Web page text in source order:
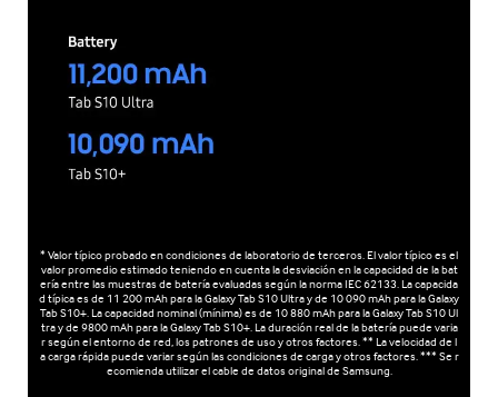
* Valor típico probado en condiciones de laboratorio de terceros. El valor típico es el
valor promedio estimado teniendo en cuenta la desviación en la capacidad de la bat
ería entre las muestras de batería evaluadas según la norma IEC 62133. La capacida
d típica es de 11 200 mAh para la Galaxy Tab S10 Ultra y de 10 090 mAh para la Galaxy
Tab S10+. La capacidad nominal (mínima) es de 10 880 mAh para la Galaxy Tab S10 Ul
tra y de 9800 mAh para la Galaxy Tab S10+. La duración real de la batería puede varia
r según el entorno de red, los patrones de uso y otros factores. ** La velocidad de l
a carga rápida puede variar según las condiciones de carga y otros factores. *** Se r
ecomienda utilizar el cable de datos original de Samsung.